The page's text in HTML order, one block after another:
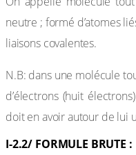
neutre ; formé d’atomes
liaisons covalentes.
N.B: dans une molécule
d’électrons (huit
doit en avoir autour de lui
I-2.2/ FORMULE BRUTE :